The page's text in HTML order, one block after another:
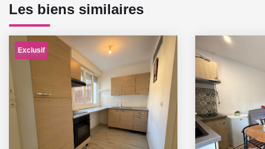
Les biens similaires
Exclusif